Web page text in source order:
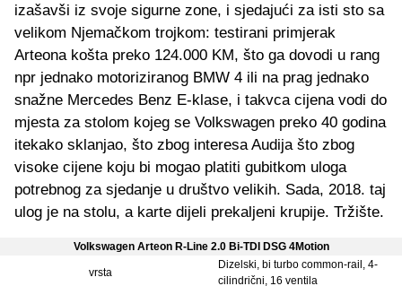
izašavši iz svoje sigurne zone, i sjedajući za isti sto sa
velikom Njemačkom trojkom: testirani primjerak
Arteona košta preko 124.000 KM, što ga dovodi u rang
npr jednako motoriziranog BMW 4 ili na prag jednako
snažne Mercedes Benz E-klase, i takvca cijena vodi do
mjesta za stolom kojeg se Volkswagen preko 40 godina
itekako sklanjao, što zbog interesa Audija što zbog
visoke cijene koju bi mogao platiti gubitkom uloga
potrebnog za sjedanje u društvo velikih. Sada, 2018. taj
ulog je na stolu, a karte dijeli prekaljeni krupije. Tržište.
Volkswagen Arteon R-Line 2.0 Bi-TDI DSG 4Motion
vrsta
Dizelski, bi turbo common-rail, 4-
cilindrični, 16 ventila